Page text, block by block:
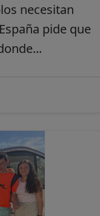
necesitan
pide que